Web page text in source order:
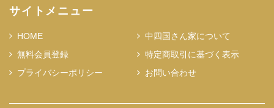
サイトメニュー
HOME
中四国さん家について
無料会員登録
特定商取引に基づく表示
プライバシーポリシー
お問い合わせ